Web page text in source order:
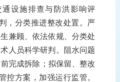
通设施排查与防洪影响评
，分类推进整改处置 。严
兼顾、依法依规、分类处
人员科学研判 。 阻水问题
完成拆除 ； 拟保留、整改
控方案，加强运行监管。